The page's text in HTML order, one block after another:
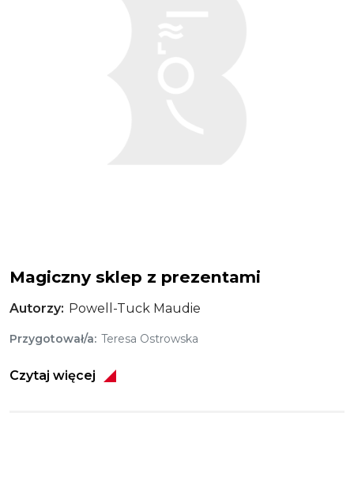
Magiczny sklep z prezentami
Autorzy Powell-Tuck Maudie
Przygotował/a Teresa Ostrowska
Czytaj więcej